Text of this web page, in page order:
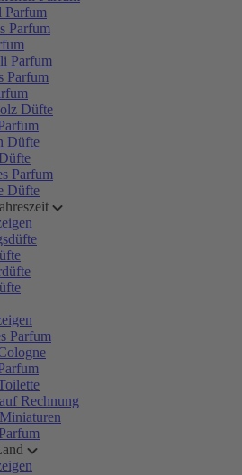
Parfum
Parfum
Parfum
Parfum
Düfte
Düfte
Parfum
Düfte
Parfum
Rechnung